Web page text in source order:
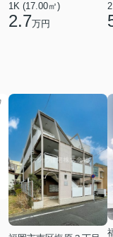
1K (17.00㎡)
2.7万円